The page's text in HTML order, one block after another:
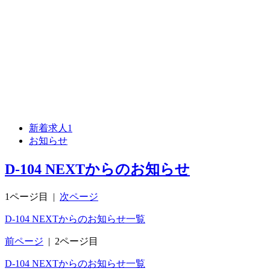
新着求人1
お知らせ
D-104 NEXTからのお知らせ
1ページ目 | 次ページ
D-104 NEXTからのお知らせ一覧
前ページ | 2ページ目
D-104 NEXTからのお知らせ一覧